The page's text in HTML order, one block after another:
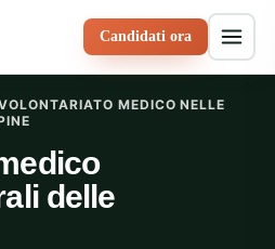
Candidati ora
MEDICO NELLE
delle